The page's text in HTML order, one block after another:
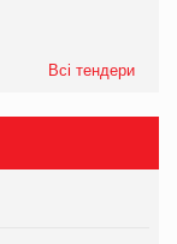
Всі тендери